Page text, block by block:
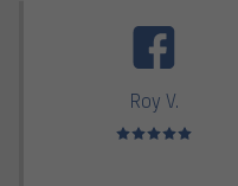
Roy V.
Bewertungen: 5 von 5